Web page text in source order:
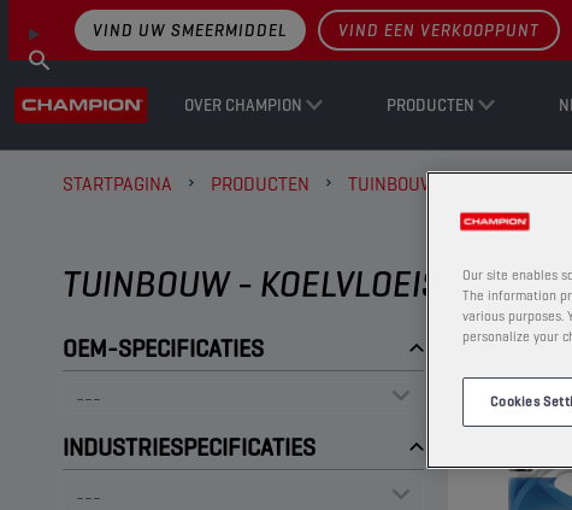
OVER CHAMPION PRODUCTEN
VIND UW SMEERMIDDEL VIND EEN VERKOOPPUNT
STARTPAGINA PRODUCTEN TUINBOUW
TUINBOUW - KOELVLOEISTOF &
OEM-SPECIFICATIES
INDUSTRIESPECIFICATIES
Our site enables
The information
various purposes.
personalize your
Cookies